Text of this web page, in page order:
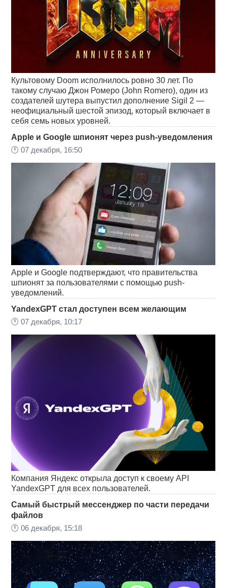
Культовому Doom исполнилось ровно 30 лет. По
такому случаю Джон Ромеро (John Romero), один из
создателей шутера выпустил дополнение Sigil 2 —
неофициальный шестой эпизод, который включает в
себя семь новых уровней.
Apple и Google шпионят через push-уведомления
🕛07 декабря, 16:50
Apple и Google подтверждают, что правительства
шпионят за пользователями с помощью push-
уведомлений.
YandexGPT стал доступен всем желающим
🕛07 декабря, 10:17
Компания Яндекс открыла доступ к своему API
YandexGPT для всех пользователей.
Самый быстрый мессенджер по части передачи
файлов
🕛06 декабря, 15:18